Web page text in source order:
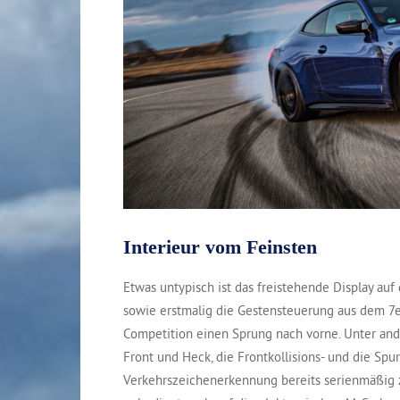
Interieur vom Feinsten
Etwas untypisch ist das freistehende Display
sowie erstmalig die Gestensteuerung aus dem
Competition einen Sprung nach vorne. Unter
Front und Heck, die Frontkollisions- und die
Verkehrszeichenerkennung bereits